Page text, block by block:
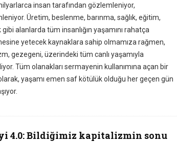
insan tarafından gözlemleniyor,
Üretim, beslenme, barınma, sağlık, eğitim,
alanlarda tüm insanlığın yaşamını rahatça
yetecek kaynaklara sahip olmamıza rağmen,
gezegeni, üzerindeki tüm canlı yaşamıyla
Tüm olanakları sermayenin kullanımına açan bir
yaşamı emen saf kötülük olduğu her geçen gün
4.0: Bildiğimiz kapitalizmin sonu